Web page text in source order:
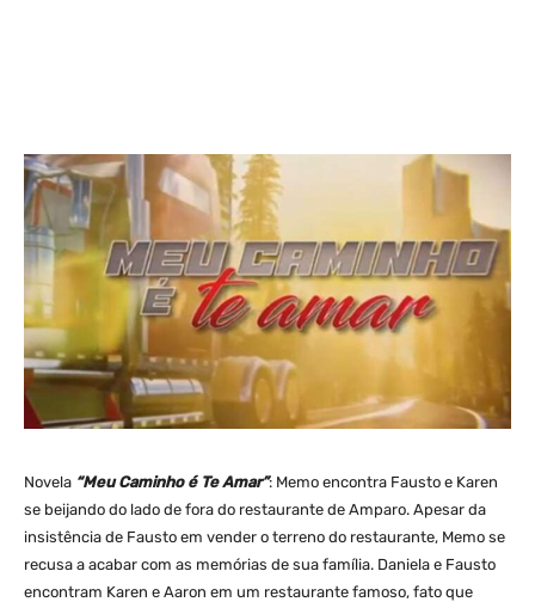
Novela “Meu Caminho é Te Amar”: Memo encontra Fausto e Karen
se beijando do lado de fora do restaurante de Amparo. Apesar da
insistência de Fausto em vender o terreno do restaurante, Memo se
recusa a acabar com as memórias de sua família. Daniela e Fausto
encontram Karen e Aaron em um restaurante famoso, fato que